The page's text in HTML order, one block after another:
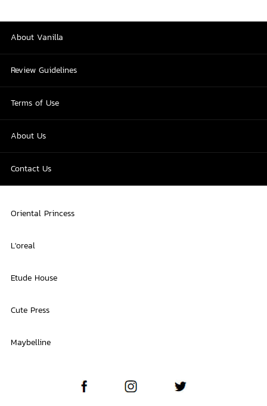
About Vanilla
Review Guidelines
Terms of Use
About Us
Contact Us
Oriental Princess
L'oreal
Etude House
Cute Press
Maybelline